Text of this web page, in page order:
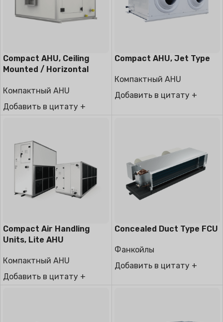
Compact AHU, Ceiling
Mounted / Horizontal
Компактный AHU
Добавить в цитату +
Compact AHU, Jet Type
Компактный AHU
Добавить в цитату +
Compact Air Handling
Units, Lite AHU
Компактный AHU
Добавить в цитату +
Concealed Duct Type FCU
Фанкойлы
Добавить в цитату +